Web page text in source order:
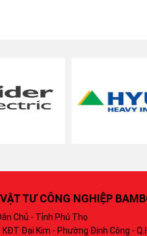
TƯ CÔNG NGHIỆP
Chủ - Tỉnh Phú Thọ
KĐT Đại Kim - Phường Định Công -